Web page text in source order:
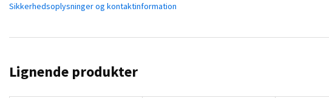
Sikkerhedsoplysninger og kontaktinformation
Lignende produkter